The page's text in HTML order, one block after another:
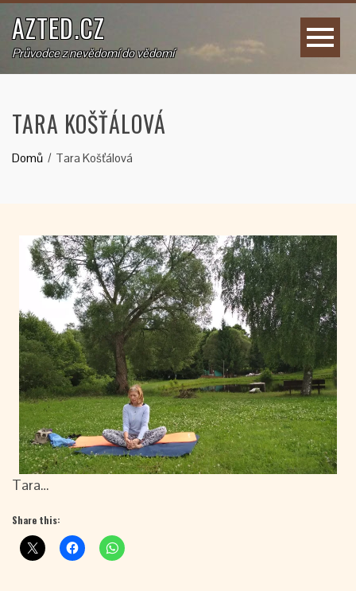
AZTED.CZ
Průvodce z nevědomí do vědomí
TARA KOŠŤÁLOVÁ
Domů Tara Košťálová
Tara…
Share this: